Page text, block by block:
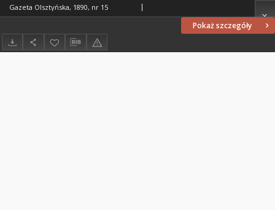
Pokaż szczegóły
Gazeta Olsztyńska, 1890, nr 15